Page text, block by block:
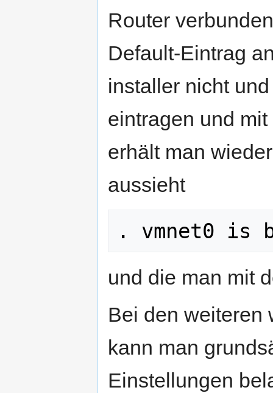
Router
Default-Eintrag
installer nicht
eintragen und
erhält man
aussieht
. vmnet0 is
und die man mit
Bei den weiteren
kann man
Einstellungen